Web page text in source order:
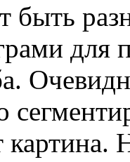
быть
картина.